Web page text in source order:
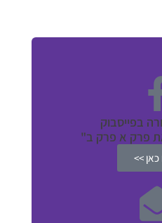
בפייסבוק
פרק א פרק ב"
>>